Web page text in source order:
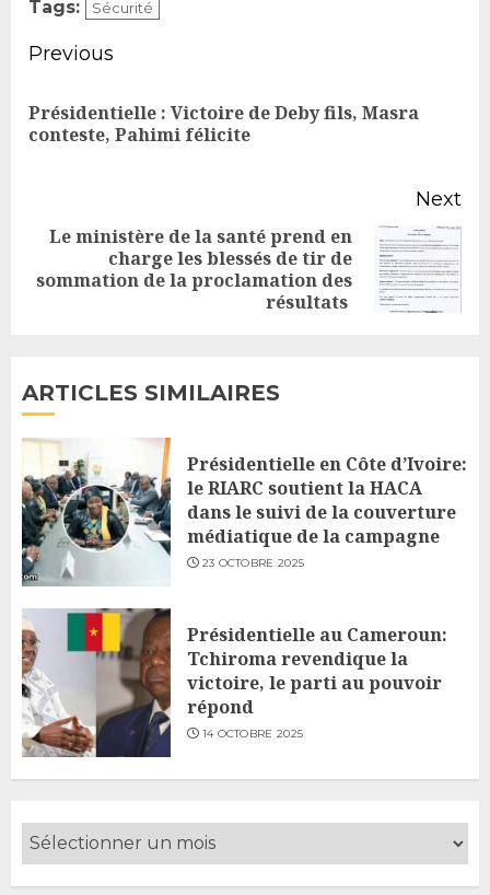
Tags: Sécurité
Continue
Previous
Présidentielle : Victoire de Deby fils, Masra
conteste, Pahimi félicite
Next
post:
Le ministère de la santé prend en
charge les blessés de tir de
sommation de la proclamation des
résultats
ARTICLES SIMILAIRES
Présidentielle en Côte d’Ivoire:
le RIARC soutient la HACA
dans le suivi de la couverture
médiatique de la campagne
23 OCTOBRE 2025
Présidentielle au Cameroun:
Tchiroma revendique la
victoire, le parti au pouvoir
répond
14 OCTOBRE 2025